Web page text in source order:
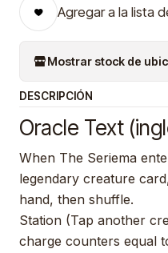
Agregar a la lista
Mostrar stock de
DESCRIPCIÓN
Oracle Text
When The Seriema
legendary creature
hand, then shuffle.
Station (Tap another
charge counters equal